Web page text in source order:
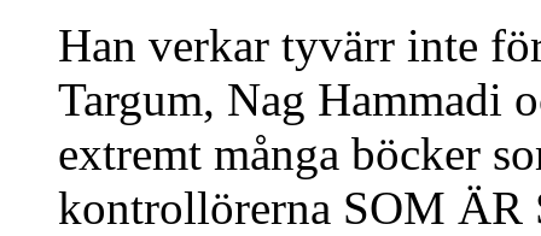
Han verkar tyvärr inte
Targum, Nag Hammadi
extremt många böcker
kontrollörerna SOM ÄR